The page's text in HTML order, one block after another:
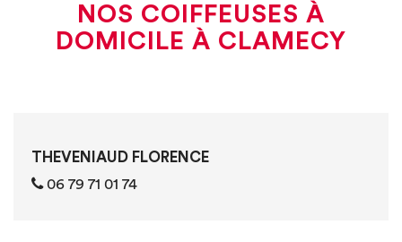
NOS COIFFEUSES À
DOMICILE À CLAMECY
THEVENIAUD FLORENCE
06 79 71 01 74